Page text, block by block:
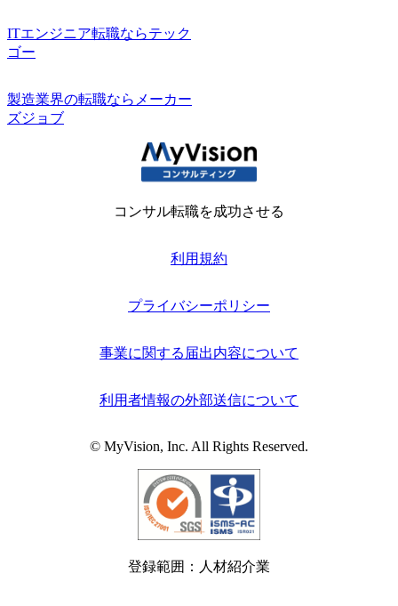
ITエンジニア転職ならテック
ゴー
製造業界の転職ならメーカー
ズジョブ
コンサル転職を成功させる
利用規約
プライバシーポリシー
事業に関する届出内容について
利用者情報の外部送信について
© MyVision, Inc. All Rights Reserved.
登録範囲：人材紹介業